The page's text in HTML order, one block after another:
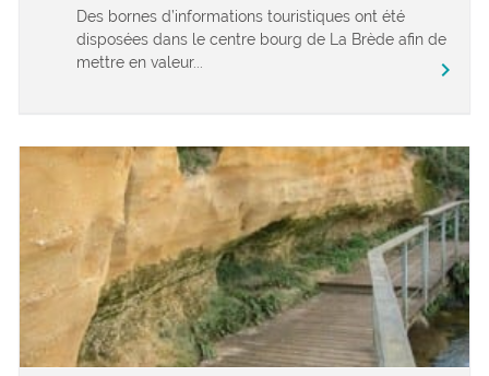
Des bornes d’informations touristiques ont été
disposées dans le centre bourg de La Brède afin de
mettre en valeur...
chevron_right